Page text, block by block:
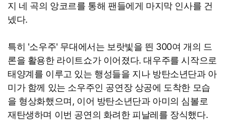
지 네 곡의 앙코르를 통해 팬들에게 마지막 인사를 건
넸다.
특히 '소우주' 무대에서는 보랏빛을 띈 300여 개의 드
론을 활용한 라이트쇼가 이어졌다. 대우주를 시작으로
태양계를 이루고 있는 행성들을 지나 방탄소년단과 아
미가 함께 있는 소우주인 공연장 상공에 도착한 모습
을 형상화했으며, 이어 방탄소년단과 아미의 심볼로
재탄생하며 이번 공연의 화려한 피날레를 장식했다.